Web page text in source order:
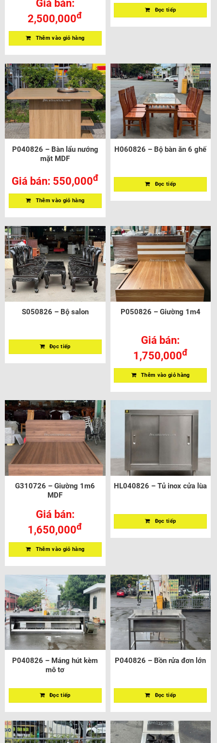
Giá bán:
2,500,000đ
Thêm vào giỏ hàng
Đọc tiếp
P040826 – Bàn lẩu nướng
mặt MDF
Giá bán: 550,000đ
Thêm vào giỏ hàng
H060826 – Bộ bàn ăn 6 ghế
Đọc tiếp
S050826 – Bộ salon
Đọc tiếp
P050826 – Giường 1m4
Giá bán:
1,750,000đ
Thêm vào giỏ hàng
G310726 – Giường 1m6
MDF
Giá bán:
1,650,000đ
Thêm vào giỏ hàng
HL040826 – Tủ inox cửa lùa
Đọc tiếp
P040826 – Máng hút kèm
mô tơ
Đọc tiếp
P040826 – Bồn rửa đơn lớn
Đọc tiếp